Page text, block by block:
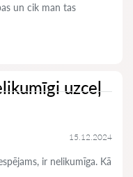
un cik man tas
uzceļ
15.12.2024
ir nelikumīga. Kā